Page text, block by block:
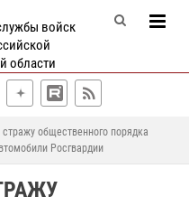
войск
области
общественного порядка
Росгвардии